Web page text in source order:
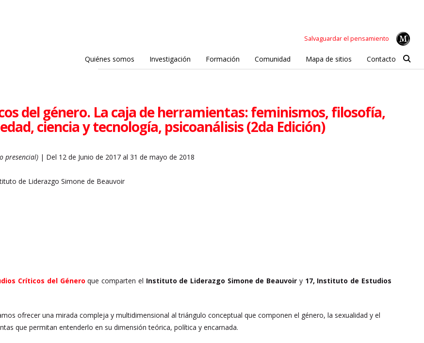
Salvaguardar el pensamiento
Quiénes somos Investigación Formación Comunidad Mapa de sitios Contacto
del género. La caja de herramientas: feminismos, filosofía,
ciencia y tecnología, psicoanálisis (2da Edición)
presencial) | Del 12 de Junio de 2017 al 31 de mayo de 2018
de Liderazgo Simone de Beauvoir
Críticos del Género que comparten el Instituto de Liderazgo Simone de Beauvoir y 17, Instituto de Estudios
ofrecer una mirada compleja y multidimensional al triángulo conceptual que componen el género, la sexualidad y el
que permitan entenderlo en su dimensión teórica, política y encarnada.